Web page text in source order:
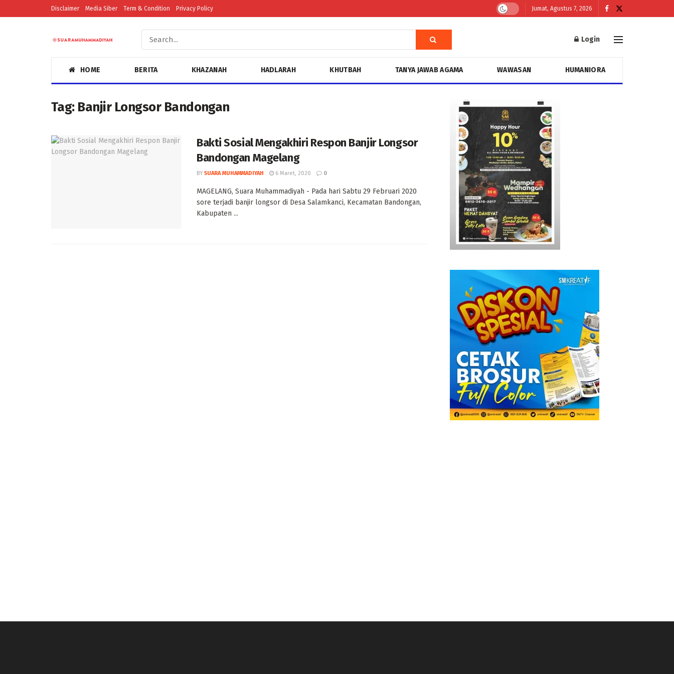
Disclaimer Media Siber Term & Condition Privacy Policy Jumat, Agustus 7, 2026
Login
HOME BERITA KHAZANAH HADLARAH KHUTBAH TANYA JAWAB AGAMA WAWASAN HUMANIORA
Tag: Banjir Longsor Bandongan
Bakti Sosial Mengakhiri Respon Banjir Longsor
Bandongan Magelang
BY SUARA MUHAMMADIYAH 6 Maret, 2020 0
MAGELANG, Suara Muhammadiyah - Pada hari Sabtu 29 Februari 2020
sore terjadi banjir longsor di Desa Salamkanci, Kecamatan Bandongan,
Kabupaten ...